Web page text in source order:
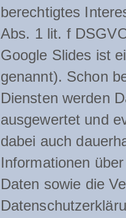
berechtigtes
Abs. 1 lit. f
Google Slides ist
genannt). Schon
Diensten werden
ausgewertet und
dabei auch
Informationen
Daten sowie die